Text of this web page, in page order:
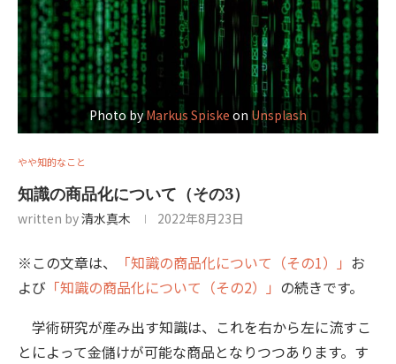
Photo byMarkus Spiske on Unsplash
やや知的なこと
知識の商品化について（その3）
written by清水真木 2022年8月23日
※この文章は、 「知識の商品化について（その1）」 お
よび 「知識の商品化について（その2）」 の続きです。
学術研究が産み出す知識は、これを右から左に流すこ
とによって金儲けが可能な商品となりつつあります。す